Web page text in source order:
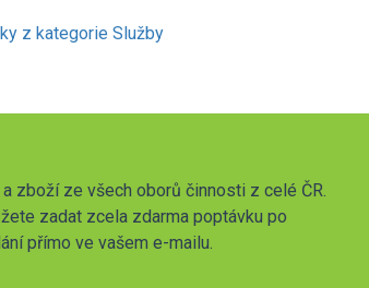
z kategorie Služby
zboží ze všech oborů činnosti z celé ČR.
zadat zcela zdarma poptávku po
přímo ve vašem e-mailu.